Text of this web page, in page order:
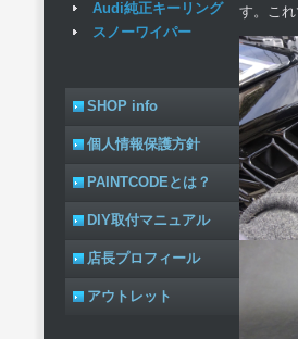
Audi純正キーリング
スノーワイパー
SHOP info
個人情報保護方針
PAINTCODEとは？
DIY取付マニュアル
店長プロフィール
アウトレット
す。これ